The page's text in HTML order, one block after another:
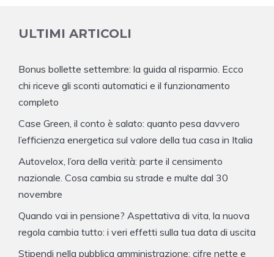
ULTIMI ARTICOLI
Bonus bollette settembre: la guida al risparmio. Ecco
chi riceve gli sconti automatici e il funzionamento
completo
Case Green, il conto è salato: quanto pesa davvero
l’efficienza energetica sul valore della tua casa in Italia
Autovelox, l’ora della verità: parte il censimento
nazionale. Cosa cambia su strade e multe dal 30
novembre
Quando vai in pensione? Aspettativa di vita, la nuova
regola cambia tutto: i veri effetti sulla tua data di uscita
Stipendi nella pubblica amministrazione: cifre nette e